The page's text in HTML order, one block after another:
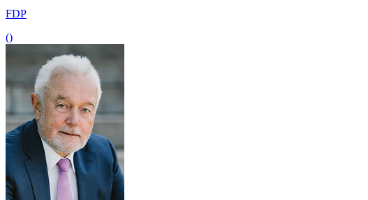
FDP
()